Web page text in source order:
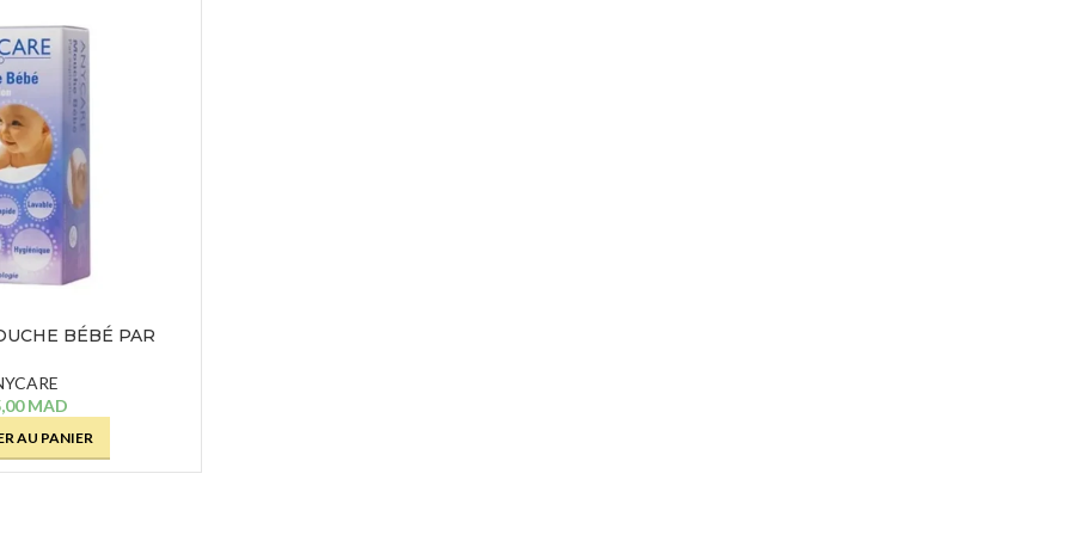
Solaires reparateur
SOINS YEUX
Démaquillants
Masques et Patchs
Contours des Yeux
Cils et Sourcils
Solaires
SOINS LÈVRES
Volumateurs
BÉBÉ PAR
MAD
AU PANIER